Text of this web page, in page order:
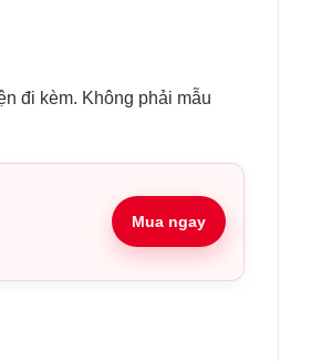
đi kèm. Không phải mẫu
Mua ngay